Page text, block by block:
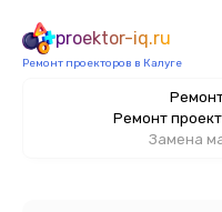
proektor-iq.ru
Ремонт проекторов в Калуге
Ремонт
Замена